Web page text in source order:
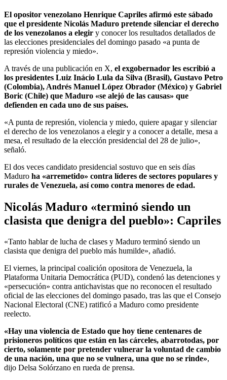
El opositor venezolano Henrique Capriles afirmó este sábado
que el presidente Nicolás Maduro pretende silenciar el derecho
de los venezolanos a elegir y conocer los resultados detallados de
las elecciones presidenciales del domingo pasado «a punta de
represión violencia y miedo».
A través de una publicación en X, el exgobernador les escribió a
los presidentes Luiz Inácio Lula da Silva (Brasil), Gustavo Petro
(Colombia), Andrés Manuel López Obrador (México) y Gabriel
Boric (Chile) que Maduro «se alejó de las causas» que
defienden en cada uno de sus países.
«A punta de represión, violencia y miedo, quiere apagar y silenciar
el derecho de los venezolanos a elegir y a conocer a detalle, mesa a
mesa, el resultado de la elección presidencial del 28 de julio»,
señaló.
El dos veces candidato presidencial sostuvo que en seis días
Maduro ha «arremetido» contra líderes de sectores populares y
rurales de Venezuela, así como contra menores de edad.
Nicolás Maduro «terminó siendo un
clasista que denigra del pueblo»: Capriles
«Tanto hablar de lucha de clases y Maduro terminó siendo un
clasista que denigra del pueblo más humilde», añadió.
El viernes, la principal coalición opositora de Venezuela, la
Plataforma Unitaria Democrática (PUD), condenó las detenciones y
«persecución» contra antichavistas que no reconocen el resultado
oficial de las elecciones del domingo pasado, tras las que el Consejo
Nacional Electoral (CNE) ratificó a Maduro como presidente
reelecto.
«Hay una violencia de Estado que hoy tiene centenares de
prisioneros políticos que están en las cárceles, abarrotodas, por
cierto, solamente por pretender vulnerar la voluntad de cambio
de una nación, una que no se vulnera, una que no se rinde»,
dijo Delsa Solórzano en rueda de prensa.